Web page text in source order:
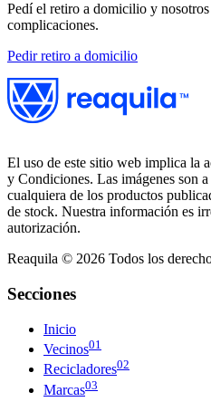
Pedí el retiro a domicilio y
complicaciones.
Pedir retiro a domicilio
El uso de este sitio web implica la
y Condiciones. Las imágenes son
cualquiera de los productos
de stock. Nuestra información es
autorización.
Reaquila © 2026 Todos los
Secciones
Inicio
Vecinos01
Recicladores02
Marcas03